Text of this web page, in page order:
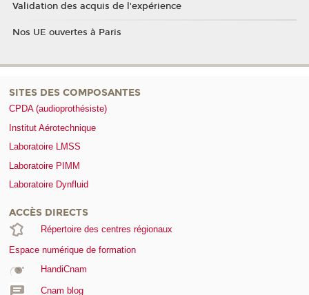
Validation des acquis de l'expérience
Nos UE ouvertes à Paris
SITES DES COMPOSANTES
CPDA (audioprothésiste)
Institut Aérotechnique
Laboratoire LMSS
Laboratoire PIMM
Laboratoire Dynfluid
ACCÈS DIRECTS
Répertoire des centres régionaux
Espace numérique de formation
HandiCnam
Cnam blog